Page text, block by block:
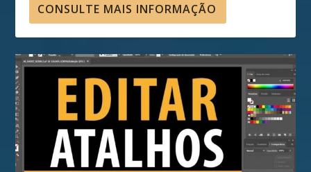
CONSULTE MAIS INFORMAÇÃO